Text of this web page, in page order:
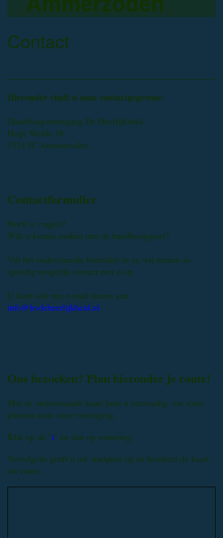
Contact
Hieronder vindt u onze contactgegevens:
Handboogvereniging De Heerlijkheid
Hoge Weide 16
5324 JC Ammerzoden
Contactformulier
Heeft u vragen?
Wilt u kennis maken met de handboogsport?
Vul het onderstaande formulier in en wij nemen zo
spoedig mogelijk contact met u op.
U kunt ook een e-mail sturen aan:
info@hvdeheerlijkheid.nl
Ons bezoeken? Plan hieronder je route!
Met de onderstaande kaart kunt u eenvoudig uw route
plannen naar onze vereniging.
Klik op de "i" en dan op routering.
Vervolgens geeft u uw startpunt op en berekent de kaart
uw route.